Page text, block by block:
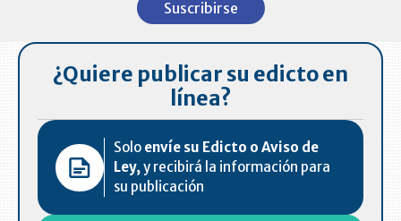
Suscribirse
¿Quiere publicar su edicto en
línea?
Solo envíe su Edicto o Aviso de
Ley,y recibirá la información para
su publicación